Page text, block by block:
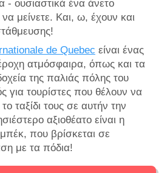
- ουσιαστικά ένα άνετο
μείνετε. Και, ω, έχουν και
de Quebec είναι ένας
ατμόσφαιρα, όπως και τα
της παλιάς πόλης του
για τουρίστες που θέλουν να
ταξίδι τους σε αυτήν την
αξιοθέατο είναι η
που βρίσκεται σε
με τα πόδια!